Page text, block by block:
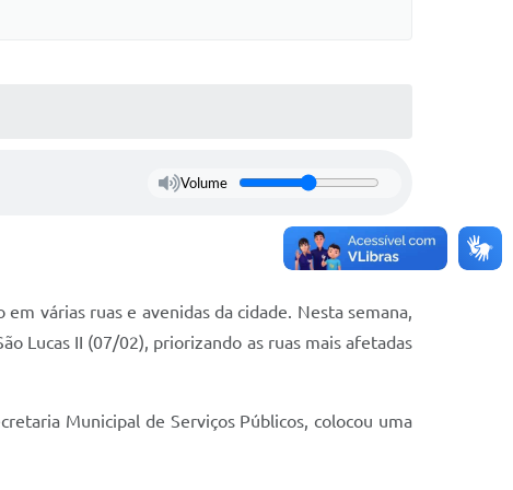
Volume
várias ruas e avenidas da cidade. Nesta semana,
Lucas II (07/02), priorizando as ruas mais afetadas
Municipal de Serviços Públicos, colocou uma